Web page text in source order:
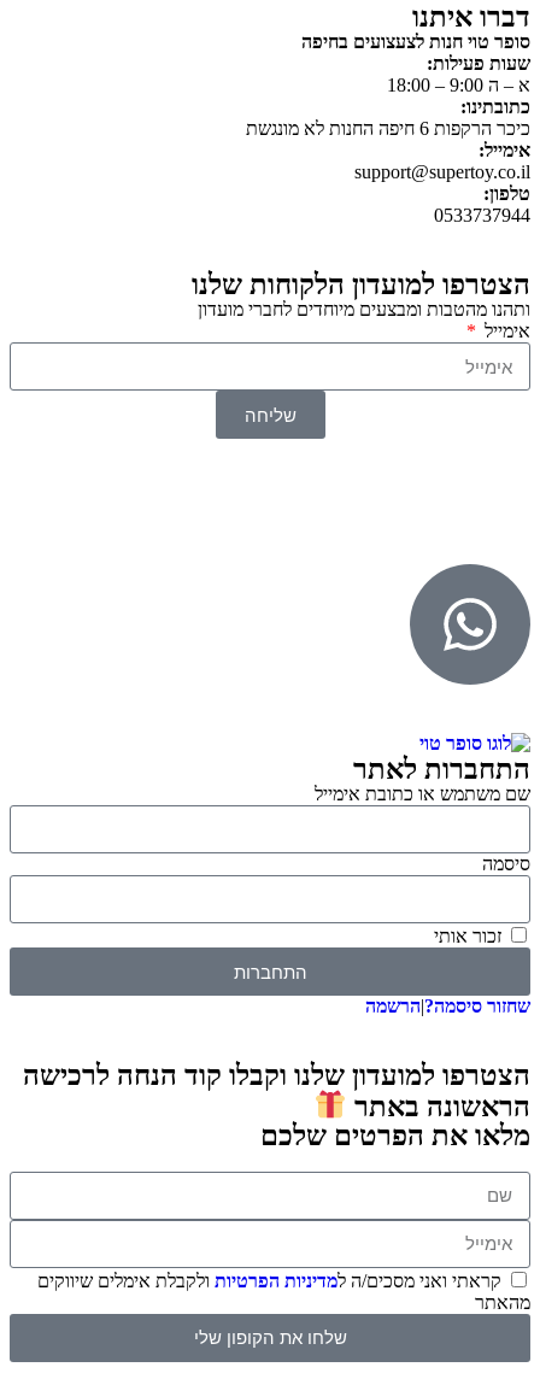
דברו איתנו
סופר טוי חנות לצעצועים בחיפה
שעות פעילות:
א – ה 9:00 – 18:00
כתובתינו:
כיכר הרקפות 6 חיפה החנות לא מונגשת
אימייל:
support@supertoy.co.il
טלפון:
0533737944
הצטרפו למועדון הלקוחות שלנו
ותהנו מהטבות ומבצעים מיוחדים לחברי מועדון
אימייל
שליחה
התחברות לאתר
שם משתמש או כתובת אימייל
סיסמה
זכור אותי
התחברות
שחזור סיסמה?|הרשמה
הצטרפו למועדון שלנו וקבלו קוד הנחה לרכישה
הראשונה באתר
מלאו את הפרטים שלכם
קראתי ואני מסכים/ה למדיניות הפרטיות ולקבלת אימלים שיווקים
מהאתר
שלחו את הקופון שלי